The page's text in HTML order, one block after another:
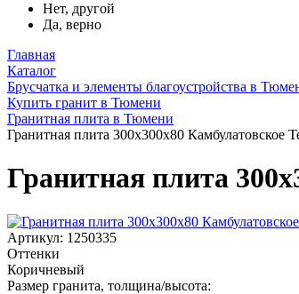
Нет, другой
Да, верно
Главная
Каталог
Брусчатка и элементы благоустройства в
Купить гранит в Тюмени
Гранитная плита в Тюмени
Гранитная плита 300х300x80 Камбулатовское
Гранитная плита
Артикул: 1250335
Оттенки
Коричневый
Размер гранита, толщина/высота: